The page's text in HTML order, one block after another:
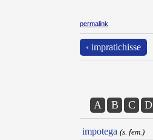
permalink
‹ impratichisse
A B C D
impotega (s. fem.)